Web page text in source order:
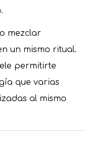
mezclar
un mismo ritual.
permitirte
que varias
al mismo